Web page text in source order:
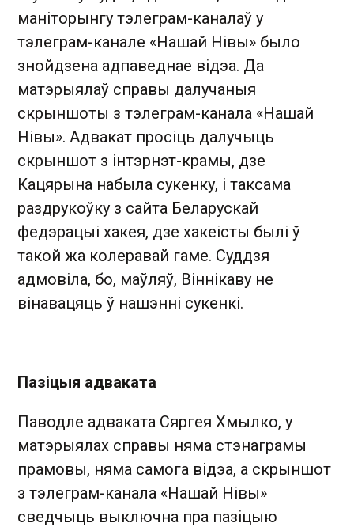
маніторынгу тэлеграм-каналаў у
тэлеграм-канале «Нашай Нівы» было
знойдзена адпаведнае відэа. Да
матэрыялаў справы далучаныя
скрыншоты з тэлеграм-канала «Нашай
Нівы». Адвакат просіць далучыць
скрыншот з інтэрнэт-крамы, дзе
Кацярына набыла сукенку, і таксама
раздрукоўку з сайта Беларускай
федэрацыі хакея, дзе хакеісты былі ў
такой жа колеравай гаме. Суддзя
адмовіла, бо, маўляў, Віннікаву не
вінавацяць ў нашэнні сукенкі.
Пазіцыя адваката
Паводле адваката Сяргея Хмылко, у
матэрыялах справы няма стэнаграмы
прамовы, няма самога відэа, а скрыншот
з тэлеграм-канала «Нашай Нівы»
сведчыць выключна пра пазіцыю